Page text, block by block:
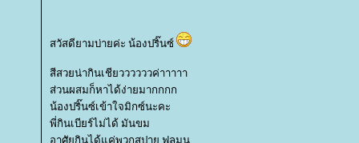
สวัสดียามบ่ายค่ะ น้องปริ๊นซ์
สีสวยน่ากินเชียววววววค่าาาาา
ส่วนผสมก็หาได้ง่ายมากกกก
น้องปริ๊นซ์เข้าใจมิกซ์นะคะ
พี่กินเบียร์ไม่ได้ มันขม
อาศัยกินได้แค่พวกสปาย ฟูลมูน